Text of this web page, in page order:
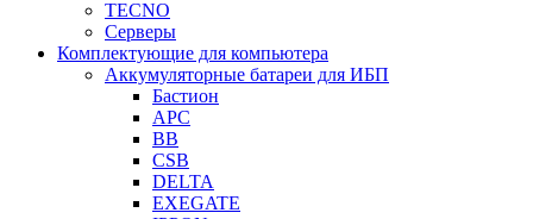
TECNO
Серверы
Комплектующие для компьютера
Аккумуляторные батареи для ИБП
Бастион
APC
BB
CSB
DELTA
EXEGATE